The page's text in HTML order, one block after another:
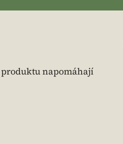
napomáhají